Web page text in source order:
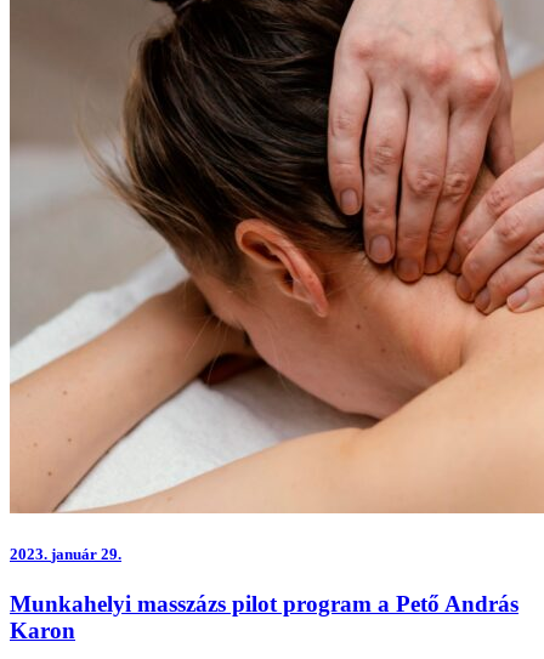
2023. január 29.
Munkahelyi masszázs pilot program a Pető András
Karon